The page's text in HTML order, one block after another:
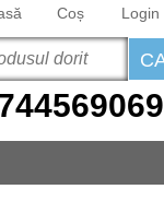
Coș Login